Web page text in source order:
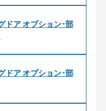
ア オプション･部
ア オプション･部